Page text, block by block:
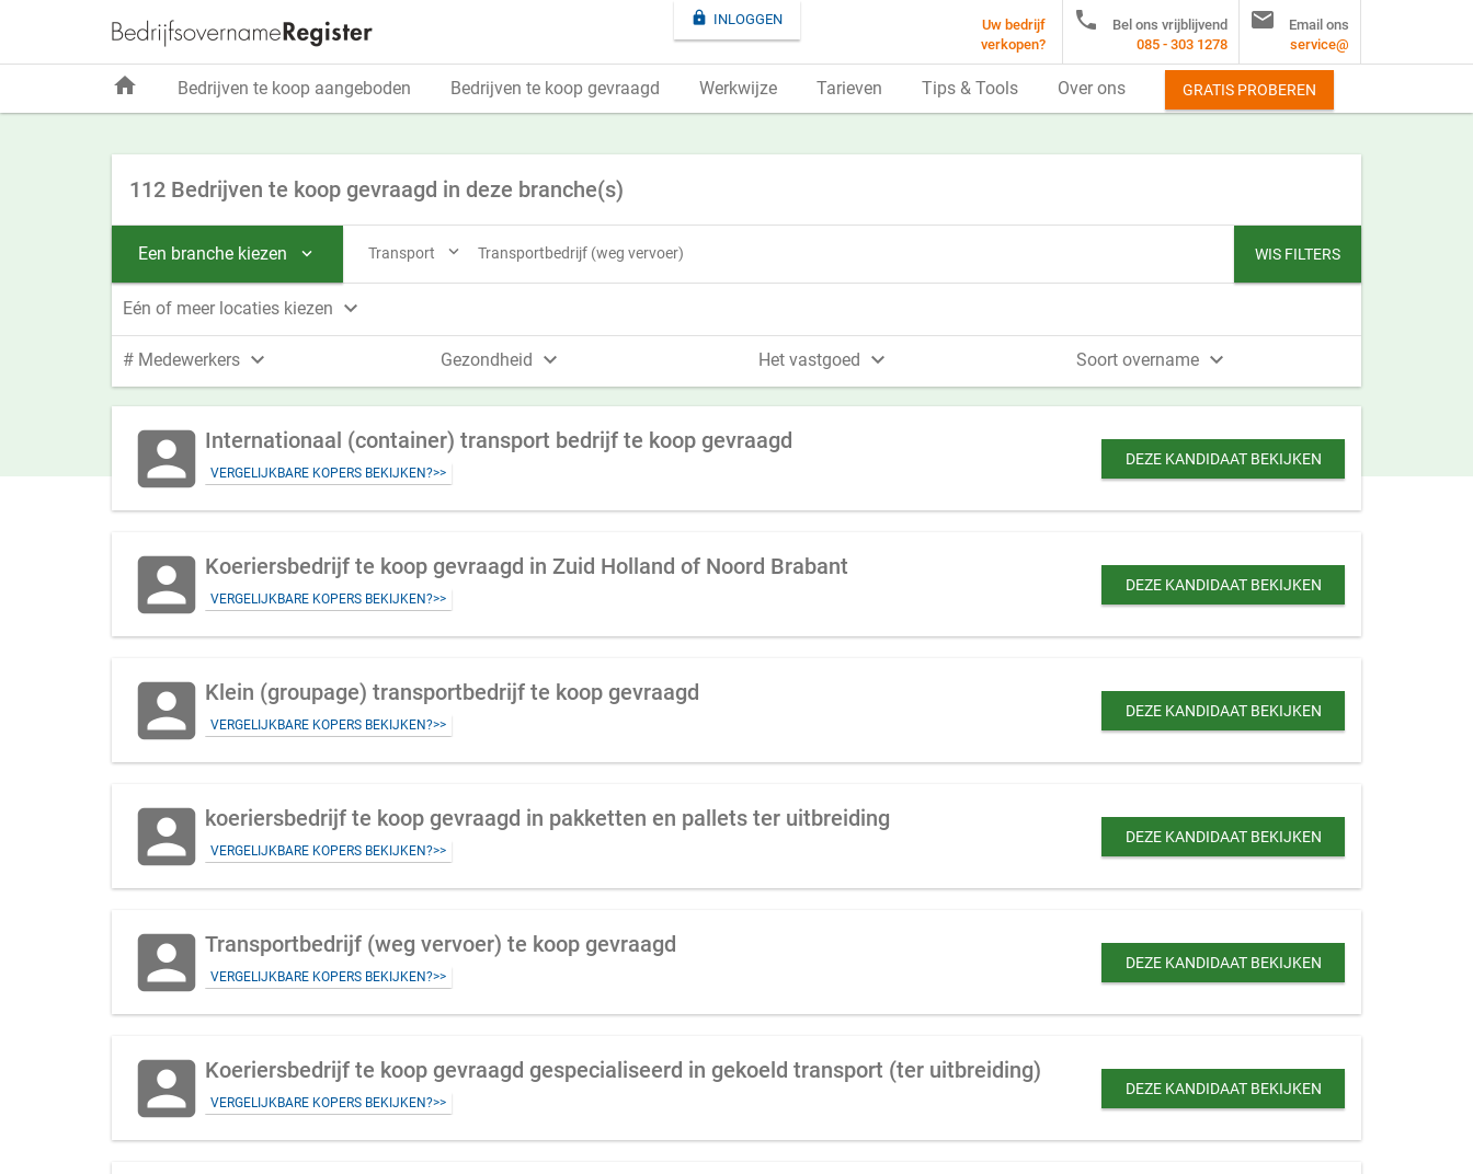
112 Bedrijven te koop gevraagd in deze branche(s)
Een branche kiezen  Transport  Transportbedrijf (weg vervoer)
Eén of meer locaties kiezen 
# Medewerkers  Gezondheid  Het vastgoed  Soort overname 
WIS FILTERS
account_box Internationaal (container) transport bedrijf te koop gevraagd
VERGELIJKBARE KOPERS BEKIJKEN?>>
DEZE KANDIDAAT BEKIJKEN
account_box Koeriersbedrijf te koop gevraagd in Zuid Holland of Noord Brabant
VERGELIJKBARE KOPERS BEKIJKEN?>>
DEZE KANDIDAAT BEKIJKEN
account_box Klein (groupage) transportbedrijf te koop gevraagd
VERGELIJKBARE KOPERS BEKIJKEN?>>
DEZE KANDIDAAT BEKIJKEN
account_box koeriersbedrijf te koop gevraagd in pakketten en pallets ter uitbreiding
VERGELIJKBARE KOPERS BEKIJKEN?>>
DEZE KANDIDAAT BEKIJKEN
account_box Transportbedrijf (weg vervoer) te koop gevraagd
VERGELIJKBARE KOPERS BEKIJKEN?>>
DEZE KANDIDAAT BEKIJKEN
account_box Koeriersbedrijf te koop gevraagd gespecialiseerd in gekoeld transport (ter uitbreiding)
VERGELIJKBARE KOPERS BEKIJKEN?>>
DEZE KANDIDAAT BEKIJKEN
 INLOGGEN
Uw bedrijf
verkopen?

Bel ons vrijblijvend
085 - 303 1278

Email ons
service@
home Bedrijven te koop aangeboden Bedrijven te koop gevraagd Werkwijze Tarieven Tips & Tools Over ons GRATIS PROBEREN